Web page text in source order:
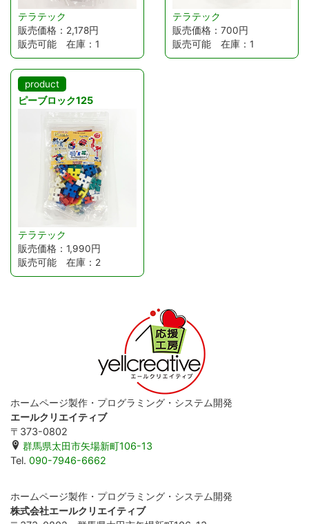
テラテック
販売価格：2,178円
販売可能 在庫：1
テラテック
販売価格：700円
販売可能 在庫：1
product
ピーブロック125
テラテック
販売価格：1,990円
販売可能 在庫：2
ホームページ製作・プログラミング・システム開発
エールクリエイティブ
〒373-0802
群馬県太田市矢場新町106-13
Tel. 090-7946-6662
ホームページ製作・プログラミング・システム開発
株式会社エールクリエイティブ